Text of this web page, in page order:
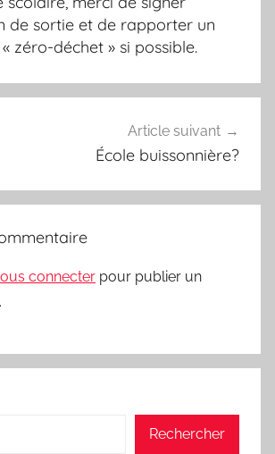
de sortie et de rapporter un
zéro-déchet » si possible.
Article suivant
École buissonnière?
connecter pour publier un
Rechercher